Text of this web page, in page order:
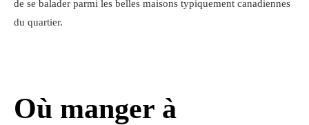
de se balader parmi les belles maisons typiquement canadiennes
du quartier.
Où manger à